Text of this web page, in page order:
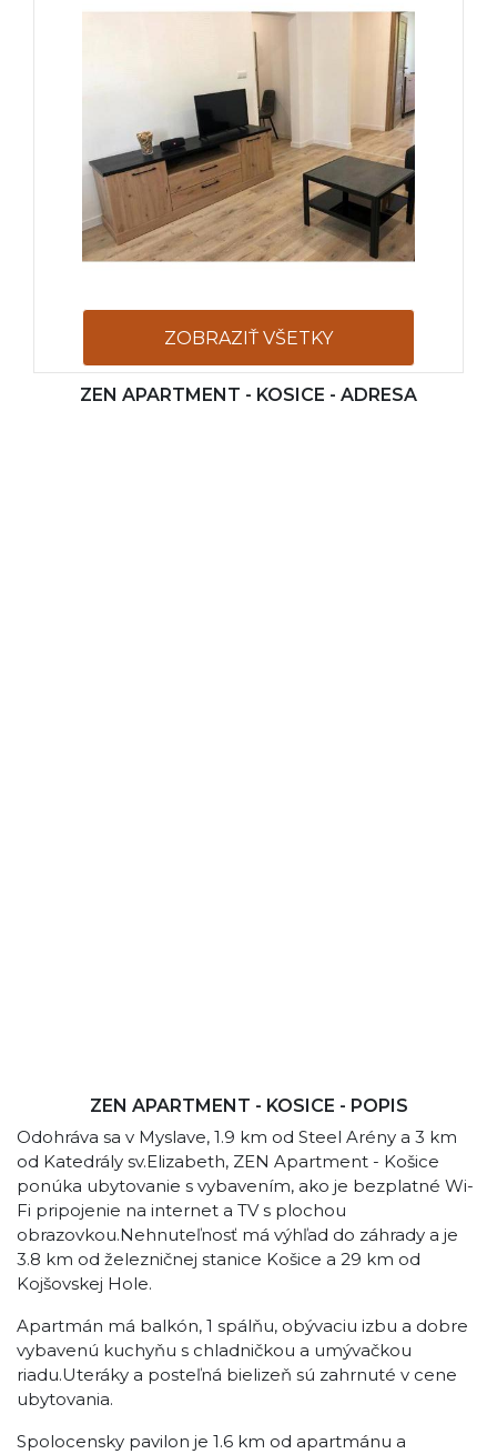
ZOBRAZIŤ VŠETKY
FOTOGRAFIE
ZEN APARTMENT - KOSICE - ADRESA
ZEN APARTMENT - KOSICE - POPIS
Odohráva sa v Myslave, 1.9 km od Steel Arény a 3 km
od Katedrály sv.Elizabeth, ZEN Apartment - Košice
ponúka ubytovanie s vybavením, ako je bezplatné Wi-
Fi pripojenie na internet a TV s plochou
obrazovkou.Nehnuteľnosť má výhľad do záhrady a je
3.8 km od železničnej stanice Košice a 29 km od
Kojšovskej Hole.
Apartmán má balkón, 1 spálňu, obývaciu izbu a dobre
vybavenú kuchyňu s chladničkou a umývačkou
riadu.Uteráky a posteľná bielizeň sú zahrnuté v cene
ubytovania.
Spolocensky pavilon je 1.6 km od apartmánu a